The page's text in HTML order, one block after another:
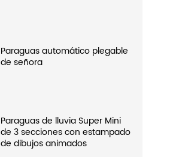
Paraguas automático plegable
de señora
Paraguas de lluvia Super Mini
de 3 secciones con estampado
de dibujos animados